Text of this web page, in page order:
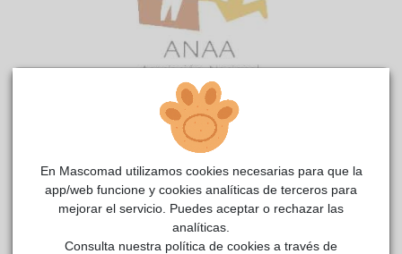
reside actualmente en el centro de acogida
COMENTARIOS
Carácter
Vital y enérgica
En Mascomad utilizamos cookies necesarias para que la
app/web funcione y cookies analíticas de terceros para
mejorar el servicio. Puedes aceptar o rechazar las
analíticas.
Consulta nuestra política de cookies a través de